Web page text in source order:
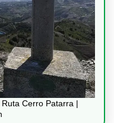
Cerro Patarra |